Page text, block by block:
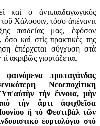
καὶ ὁ ἀντιπαιδαγωγικὸς
Χάλοουιν, τόσο ἀπέναντι
παιδείας μας, ἐφόσον
ὅσο καὶ στὶς πρακτικὲς της
ἐπέρχεται σύγχυση στὰ
ἀκριβῶς γιορτάζεται.
φαινόμενα προπαγάνδας
Νεοεποχίτικη
τὴν ἔννοια, μὴν
τὴν ἄρτι ἀφιχθεῖσα
ἢ τὸ Φεστιβὰλ τῶν
ἐορτολόγιο στὸ